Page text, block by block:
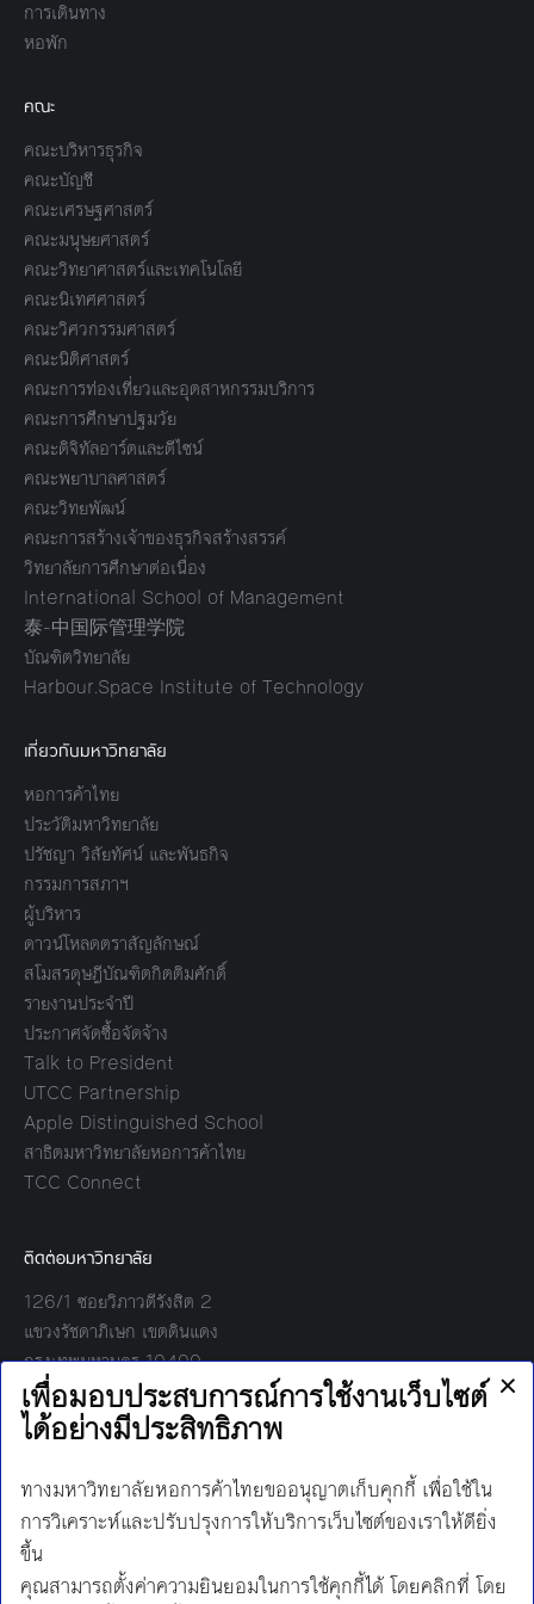
การเดินทาง
หอพัก
คณะ
คณะบริหารธุรกิจ
คณะบัญชี
คณะเศรษฐศาสตร์
คณะมนุษยศาสตร์
คณะวิทยาศาสตร์และเทคโนโลยี
คณะนิเทศศาสตร์
คณะวิศวกรรมศาสตร์
คณะนิติศาสตร์
คณะการท่องเที่ยวและอุตสาหกรรมบริการ
คณะการศึกษาปฐมวัย
คณะดิจิทัลอาร์ตและดีไซน์
คณะพยาบาลศาสตร์
คณะวิทยพัฒน์
คณะการสร้างเจ้าของธุรกิจสร้างสรรค์
วิทยาลัยการศึกษาต่อเนื่อง
International School of Management
泰-中国际管理学院
บัณฑิตวิทยาลัย
Harbour.Space Institute of Technology
เกี่ยวกับมหาวิทยาลัย
หอการค้าไทย
ประวัติมหาวิทยาลัย
ปรัชญา วิสัยทัศน์ และพันธกิจ
กรรมการสภาฯ
ผู้บริหาร
ดาวน์โหลดตราสัญลักษณ์
สโมสรดุษฎีบัณฑิตกิตติมศักดิ์
รายงานประจำปี
ประกาศจัดซื้อจัดจ้าง
Talk to President
UTCC Partnership
Apple Distinguished School
สาธิตมหาวิทยาลัยหอการค้าไทย
TCC Connect
ติดต่อมหาวิทยาลัย
126/1 ซอยวิภาวดีรังสิต 2
แขวงรัชดาภิเษก เขตดินแดง
กรุงเทพมหานคร 10400
โทร:
02-697-6000
เวลาทำการ:
8.30 - 17.00
Find us on:
Facebook
TwitterYouTube
Instagram
LineMail